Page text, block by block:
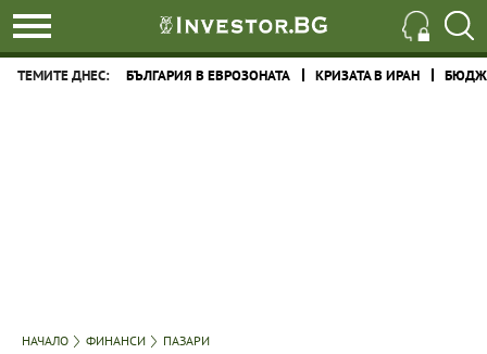
ТЕМИТЕ ДНЕС: БЪЛГАРИЯ В ЕВРОЗОНАТА КРИЗАТА В ИРАН
НАЧАЛО ФИНАНСИ ПАЗАРИ